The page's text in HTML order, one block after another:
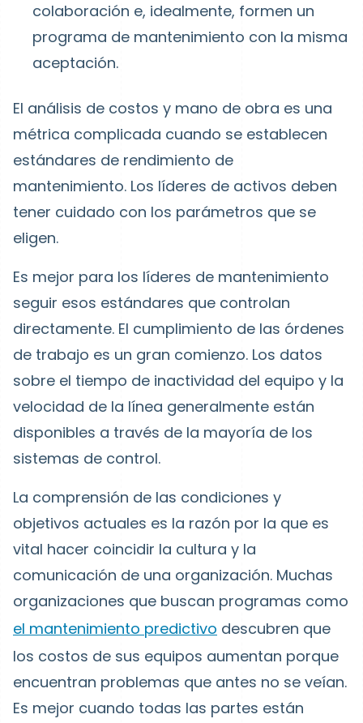
colaboración e, idealmente, formen un
programa de mantenimiento con la misma
aceptación.
El análisis de costos y mano de obra es una
métrica complicada cuando se establecen
estándares de rendimiento de
mantenimiento. Los líderes de activos deben
tener cuidado con los parámetros que se
eligen.
Es mejor para los líderes de mantenimiento
seguir esos estándares que controlan
directamente. El cumplimiento de las órdenes
de trabajo es un gran comienzo. Los datos
sobre el tiempo de inactividad del equipo y la
velocidad de la línea generalmente están
disponibles a través de la mayoría de los
sistemas de control.
La comprensión de las condiciones y
objetivos actuales es la razón por la que es
vital hacer coincidir la cultura y la
comunicación de una organización. Muchas
organizaciones que buscan programas como
el mantenimiento predictivo descubren que
los costos de sus equipos aumentan porque
encuentran problemas que antes no se veían.
Es mejor cuando todas las partes están